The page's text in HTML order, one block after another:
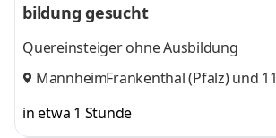
bildung gesucht
Quereinsteiger ohne Ausbildung
Mannheim,
Frankenthal (Pfalz)und 11
in etwa 1 Stunde